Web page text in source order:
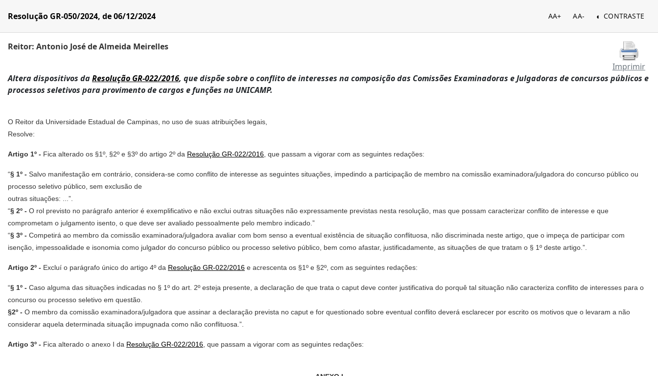
Resolução GR-050/2024, de 06/12/2024 AA+ AA- CONTRASTE
Reitor: Antonio José de Almeida Meirelles
Imprimir
Altera dispositivos daResolução GR-022/2016, que dispõe sobre o conflito de interesses na composição das Comissões Examinadoras e Julgadoras de concursos públicos e
processos seletivos para provimento de cargos e funções na UNICAMP.
O Reitor da Universidade Estadual de Campinas, no uso de suas atribuições legais,
Resolve:
Artigo 1º - Fica alterado os §1º, §2º e §3º do artigo 2º da Resolução GR-022/2016 , que passam a vigorar com as seguintes redações:
“§ 1º - Salvo manifestação em contrário, considera-se como conflito de interesse as seguintes situações, impedindo a participação de membro na comissão examinadora/julgadora do concurso público ou
processo seletivo público, sem exclusão de
outras situações: ...”.
“§ 2º - O rol previsto no parágrafo anterior é exemplificativo e não exclui outras situações não expressamente previstas nesta resolução, mas que possam caracterizar conflito de interesse e que
comprometam o julgamento isento, o que deve ser avaliado pessoalmente pelo membro indicado.”
“§ 3º - Competirá ao membro da comissão examinadora/julgadora avaliar com bom senso a eventual existência de situação conflituosa, não discriminada neste artigo, que o impeça de participar com
isenção, impessoalidade e isonomia como julgador do concurso público ou processo seletivo público, bem como afastar, justificadamente, as situações de que tratam o § 1º deste artigo.”.
Artigo 2º - Excluí o parágrafo único do artigo 4º da Resolução GR-022/2016 e acrescenta os §1º e §2º, com as seguintes redações:
“§ 1º - Caso alguma das situações indicadas no § 1º do art. 2º esteja presente, a declaração de que trata o caput deve conter justificativa do porquê tal situação não caracteriza conflito de interesses para o
concurso ou processo seletivo em questão.
§2º - O membro da comissão examinadora/julgadora que assinar a declaração prevista no caput e for questionado sobre eventual conflito deverá esclarecer por escrito os motivos que o levaram a não
considerar aquela determinada situação impugnada como não conflituosa.”.
Artigo 3º - Fica alterado o anexo I da Resolução GR-022/2016 , que passam a vigorar com as seguintes redações: